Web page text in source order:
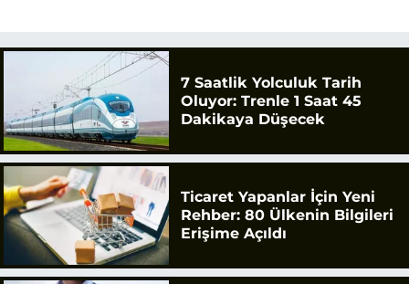
7 Saatlik Yolculuk Tarih
Oluyor: Trenle 1 Saat 45
Dakikaya Düşecek
Ticaret Yapanlar İçin Yeni
Rehber: 80 Ülkenin Bilgileri
Erişime Açıldı